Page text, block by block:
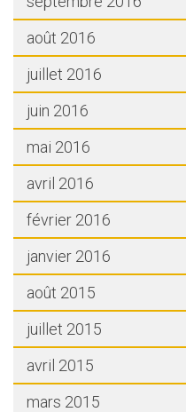
août 2016
juillet 2016
juin 2016
mai 2016
avril 2016
février 2016
janvier 2016
août 2015
juillet 2015
avril 2015
mars 2015